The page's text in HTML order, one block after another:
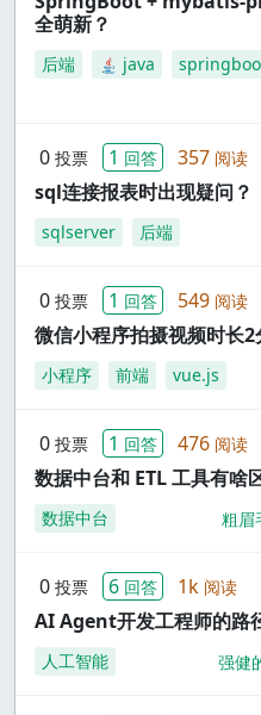
全萌新？
后端 java
0 投票 1 回答 357 阅读
sql连接报表时出现疑问？
sqlserver 后端
0 投票 1 回答 549 阅读
微信小程序拍摄视频时长
小程序 前端 vue.js
0 投票 1 回答 476 阅读
数据中台和 ETL 工具有啥
数据中台 粗眉
0 投票 6 回答 1k 阅读
AI Agent开发工程师的路
人工智能 强健